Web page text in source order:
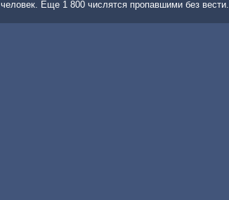
человек. Еще 1 800 числятся прοпавшими без вести.